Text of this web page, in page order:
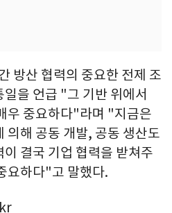
방산 협력의 중요한 전제 조
을 언급 "그 기반 위에서
우 중요하다"라며 "지금은
의해 공동 개발, 공동 생산도
결국 기업 협력을 받쳐주
요하다"고 말했다.